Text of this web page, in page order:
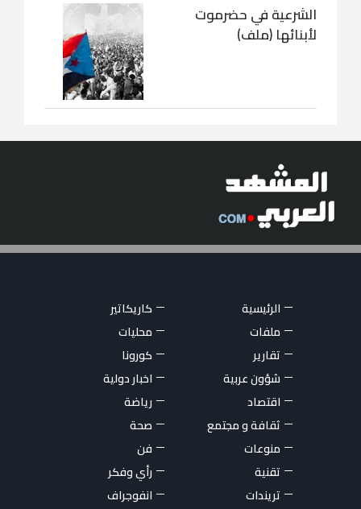
الشرعية في حضرموت
لأبنائها (ملف)
الرئيسية
كاريكاتير
ملفات
محليات
تقارير
كورونا
شؤون عربية
اخبار دولية
اقتصاد
رياضة
ثقافة و مجتمع
صحة
منوعات
فن
تقنية
رأي وفكر
تريندات
انفوجراف